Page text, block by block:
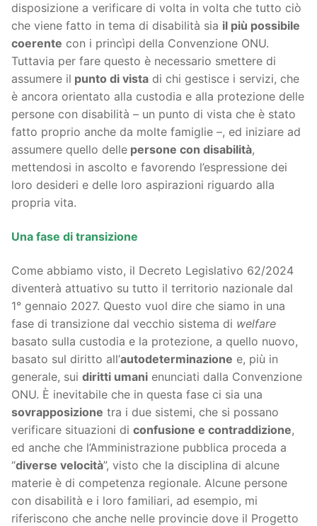
disposizione a verificare di volta in volta che tutto ciò
che viene fatto in tema di disabilità sia il più possibile
coerente con i princìpi della Convenzione ONU.
Tuttavia per fare questo è necessario smettere di
assumere il punto di vista di chi gestisce i servizi, che
è ancora orientato alla custodia e alla protezione delle
persone con disabilità – un punto di vista che è stato
fatto proprio anche da molte famiglie –, ed iniziare ad
assumere quello delle persone con disabilità,
mettendosi in ascolto e favorendo l’espressione dei
loro desideri e delle loro aspirazioni riguardo alla
propria vita.
Una fase di transizione
Come abbiamo visto, il Decreto Legislativo 62/2024
diventerà attuativo su tutto il territorio nazionale dal
1° gennaio 2027. Questo vuol dire che siamo in una
fase di transizione dal vecchio sistema di welfare
basato sulla custodia e la protezione, a quello nuovo,
basato sul diritto all’autodeterminazione e, più in
generale, sui diritti umani enunciati dalla Convenzione
ONU. È inevitabile che in questa fase ci sia una
sovrapposizione tra i due sistemi, che si possano
verificare situazioni di confusione e contraddizione,
ed anche che l’Amministrazione pubblica proceda a
“diverse velocità”, visto che la disciplina di alcune
materie è di competenza regionale. Alcune persone
con disabilità e i loro familiari, ad esempio, mi
riferiscono che anche nelle provincie dove il Progetto